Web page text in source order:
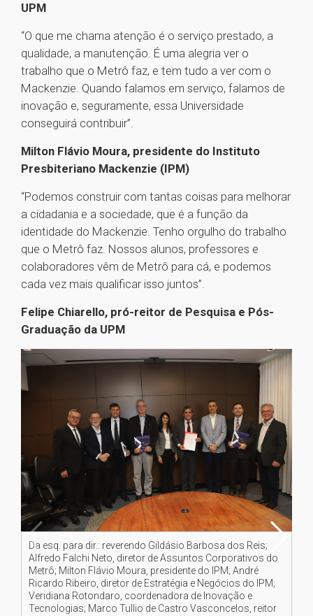
UPM
“O que me chama atenção é o serviço prestado, a
qualidade, a manutenção. É uma alegria ver o
trabalho que o Metrô faz, e tem tudo a ver com o
Mackenzie. Quando falamos em serviço, falamos de
inovação e, seguramente, essa Universidade
conseguirá contribuir”.
Milton Flávio Moura, presidente do Instituto
Presbiteriano Mackenzie (IPM)
“Podemos construir com tantas coisas para melhorar
a cidadania e a sociedade, que é a função da
identidade do Mackenzie. Tenho orgulho do trabalho
que o Metrô faz. Nossos alunos, professores e
colaboradores vêm de Metrô para cá, e podemos
cada vez mais qualificar isso juntos”.
Felipe Chiarello, pró-reitor de Pesquisa e Pós-
Graduação da UPM
Da esq. para dir.: reverendo Gildásio Barbosa dos Reis;
Alfredo Falchi Neto, diretor de Assuntos Corporativos do
Metrô; Milton Flávio Moura, presidente do IPM; André
Ricardo Ribeiro, diretor de Estratégia e Negócios do IPM;
Veridiana Rotondaro, coordenadora de Inovação e
Tecnologias; Marco Tullio de Castro Vasconcelos, reitor